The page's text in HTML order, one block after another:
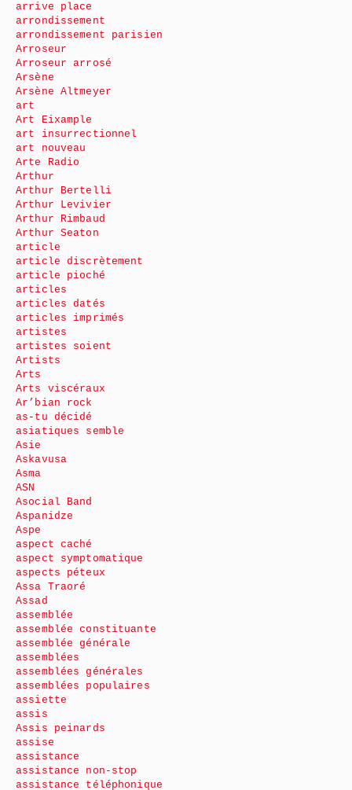
arrive place
arrondissement
arrondissement parisien
Arroseur
Arroseur arrosé
Arsène
Arsène Altmeyer
art
Art Eixample
art insurrectionnel
art nouveau
Arte Radio
Arthur
Arthur Bertelli
Arthur Levivier
Arthur Rimbaud
Arthur Seaton
article
article discrètement
article pioché
articles
articles datés
articles imprimés
artistes
artistes soient
Artists
Arts
Arts viscéraux
Ar’bian rock
as-tu décidé
asiatiques semble
Asie
Askavusa
Asma
ASN
Asocial Band
Aspanidze
Aspe
aspect caché
aspect symptomatique
aspects péteux
Assa Traoré
Assad
assemblée
assemblée constituante
assemblée générale
assemblées
assemblées générales
assemblées populaires
assiette
assis
Assis peinards
assise
assistance
assistance non-stop
assistance téléphonique